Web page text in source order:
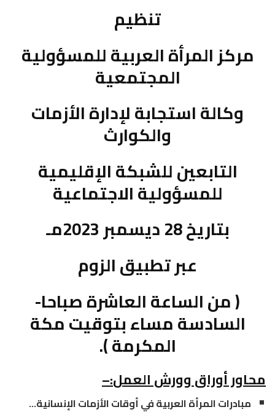
تنظيم
مركز المرأة العربية للمسؤولية
المجتمعية
وكالة استجابة لإدارة الأزمات
والكوارث
التابعين للشبكة الإقليمية
للمسؤولية الاجتماعية
بتاريخ 28 ديسمبر 2023مـ
عبر تطبيق الزوم
( من الساعة العاشرة صباحا-
السادسة مساء بتوقيت مكة
المكرمة ).
محاور أوراق وورش العمل:
–
مبادرات المرأة العربية في أوقات الأزمات الإنسانية…